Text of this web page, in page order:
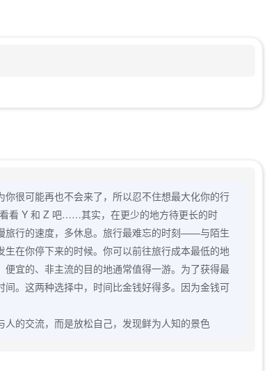
很可能再也不会来了，所以忍不住想最大化你的行
看 Y 和 Z 吧……其实，在更少的地方待更长的时
旅行的速度，多休息。旅行最难忘的时刻——与陌生
在你停下来的时候。你可以前往旅行成本最低的地
宜的、非主流的目的地通常值得一游。为了获得最
。这两种选择中，时间比金钱好得多。因为金钱可
的交流，而是放松自己，发现鲜为人知的景色